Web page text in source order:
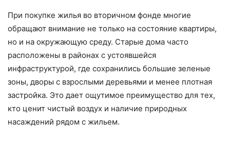
При покупке жилья во вторичном фонде многие
обращают внимание не только на состояние квартиры,
но и на окружающую среду. Старые дома часто
расположены в районах с устоявшейся
инфраструктурой, где сохранились большие зеленые
зоны, дворы с взрослыми деревьями и менее плотная
застройка. Это дает ощутимое преимущество для тех,
кто ценит чистый воздух и наличие природных
насаждений рядом с жильем.